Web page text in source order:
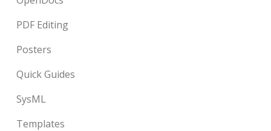
PDF Editing
Posters
Quick Guides
SysML
Templates